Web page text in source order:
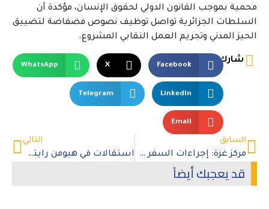
محمية بموجب القانون الدولي لحقوق الإنسان، مؤكدة أن
السلطات الجزائرية تواصل توظيف نصوص فضفاضة لتضييق
الحيز المدني وتجريم العمل النقابي المشروع.
شارك
Facebook
X
WhatsApp
LinkedIn
Telegram
Email
السابق
مركز غزة: إجراءات السفر عبر معبر رفح تنطوي على انتهاكات جسيمة
التالي
استقالات في هيومن رايتس ووتش بعد تجميد تقرير حول حق العودة
قد يعجبك أيضاً